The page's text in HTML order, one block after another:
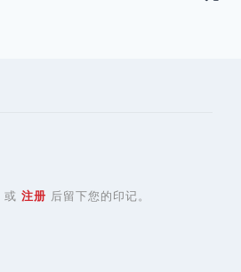
或 注册 后留下您的印记。